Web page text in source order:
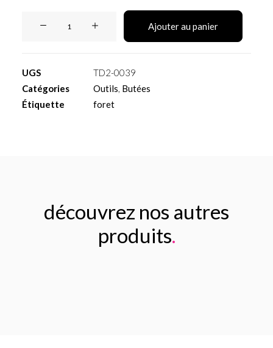
Ø4.5mm
Ajouter au panier
UGS
TD2-0039
Catégories
Outils, Butées
Étiquette
foret
découvrez nos autres
produits.